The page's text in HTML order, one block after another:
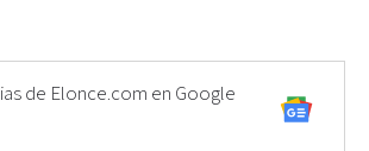
de Elonce.com en Google